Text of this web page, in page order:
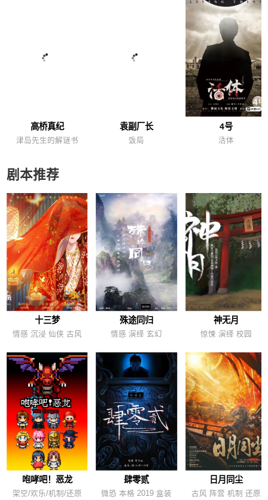
高桥真纪
津岛先生的解谜书
袁副厂长
饭局
4号
活体
剧本推荐
十三梦
情感 沉浸 仙侠 古风
殊途同归
情感 演绎 玄幻
神无月
惊悚 演绎 校园
咆哮吧！恶龙
架空/欢乐/机制/还原
肆零贰
微恐 本格 2019 盒装
日月同尘
古风 阵营 机制 还原